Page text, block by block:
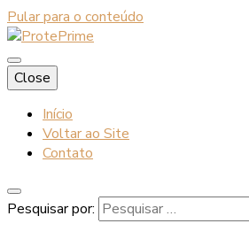
Pular para o conteúdo
ProtePrime
Blog
Close
Início
Voltar ao Site
Contato
Pesquisar por: